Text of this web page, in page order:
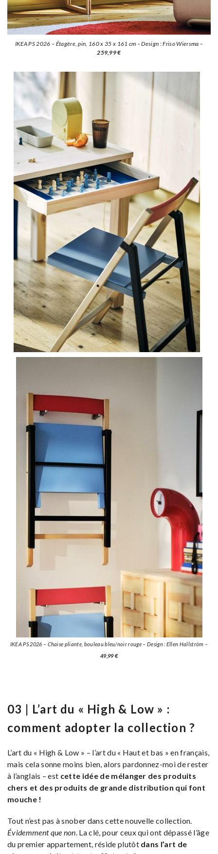
IKEA PS 2026 – Étagère, pin, 160 x 35 x 161 cm – Design : Friso Wiersma –
259,99 €
IKEA PS 2026 – Chaise pliante, bouleau bleu/noir rouge – Design : Ellen Hallström –
49,99 €
03 | L’art du « High & Low » :
comment adopter la collection ?
L’art du « High & Low » – l’art du « Haut et bas » en français,
mais cela sonne moins bien, alors pardonnez-moi de rester
à l’anglais – est cette idée de mélanger des produits
chers et des produits de grande distribution qui font
mouche !
Tout n’est pas à snober dans cette nouvelle collection.
Évidemment que non. La clé, pour ceux qui ont dépassé l’âge
du premier appartement, réside plutôt dans l’art de